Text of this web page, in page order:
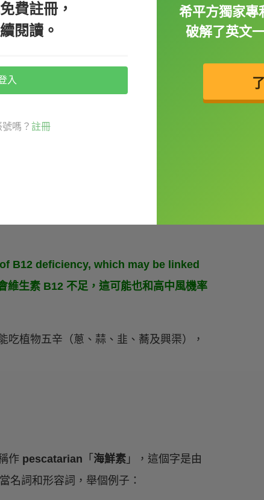
vegetarian
喔，也就是指雖然不吃魚、
形容詞。
碰魚、肉、蛋、奶外，也不使用任何的動
可以當名詞指「
of peer pressure.（許多年輕人吃全
B12 deficiency, which may be linked
生素 B12 不足，這可能也和高中風機率
植物五辛（蔥、蒜、韭、蕎及興渠），
作 pescatarian 「 海鮮素 」，這個字是由
名詞和形容詞，舉個例子：
費註冊，
閱讀。
入
嗎？ 註冊
希平方獨家專
破解了英文